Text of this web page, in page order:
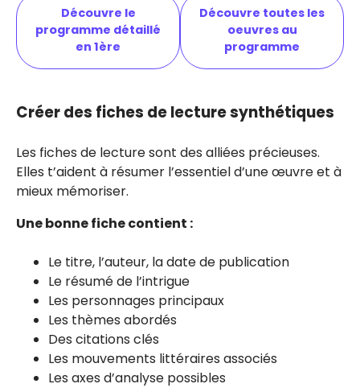
Découvre le
programme détaillé
en 1ère
Découvre toutes les
oeuvres au
programme
Créer des fiches de lecture synthétiques
Les fiches de lecture sont des alliées précieuses.
Elles t’aident à résumer l’essentiel d’une œuvre et à
mieux mémoriser.
Une bonne fiche contient :
Le titre, l’auteur, la date de publication
Le résumé de l’intrigue
Les personnages principaux
Les thèmes abordés
Des citations clés
Les mouvements littéraires associés
Les axes d’analyse possibles